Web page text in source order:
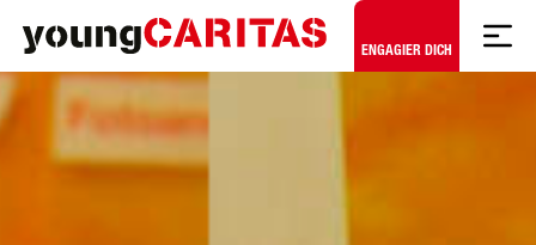
Zum Hauptinhalt springen
ENGAGIER DICH